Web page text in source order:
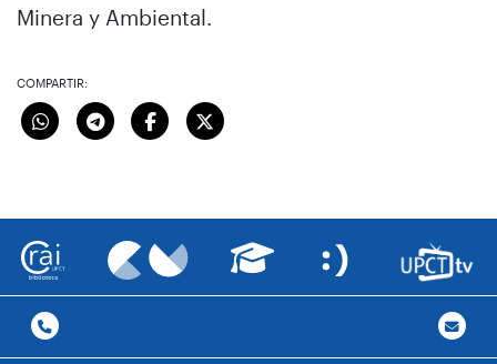
Minera y Ambiental.
COMPARTIR: